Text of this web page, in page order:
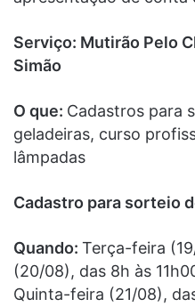
Serviço: Mutirão Pelo
Simão
O que: Cadastros para
geladeiras, curso
lâmpadas
Cadastro para sorteio
Quando: Terça-feira
(20/08), das 8h às
Quinta-feira (21/08),